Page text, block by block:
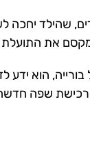
שהילד יחכה
את
הוא ידע
שפה חדשה